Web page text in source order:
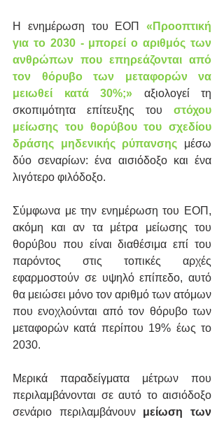
Η ενημέρωση του ΕΟΠ «Προοπτική
για το 2030 - μπορεί ο αριθμός των
ανθρώπων που επηρεάζονται από
τον θόρυβο των μεταφορών να
μειωθεί κατά 30%;» αξιολογεί τη
σκοπιμότητα επίτευξης του στόχου
μείωσης του θορύβου του σχεδίου
δράσης μηδενικής ρύπανσης μέσω
δύο σεναρίων: ένα αισιόδοξο και ένα
λιγότερο φιλόδοξο.
Σύμφωνα με την ενημέρωση του ΕΟΠ,
ακόμη και αν τα μέτρα μείωσης του
θορύβου που είναι διαθέσιμα επί του
παρόντος στις τοπικές αρχές
εφαρμοστούν σε υψηλό επίπεδο, αυτό
θα μειώσει μόνο τον αριθμό των ατόμων
που ενοχλούνται από τον θόρυβο των
μεταφορών κατά περίπου 19% έως το
2030.
Μερικά παραδείγματα μέτρων που
περιλαμβάνονται σε αυτό το αισιόδοξο
σενάριο περιλαμβάνουν μείωση των